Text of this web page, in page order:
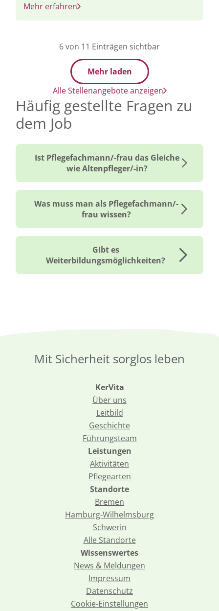
Mehr erfahren
6von 11 Einträgen sichtbar
Mehr laden
Alle Stellenangebote anzeigen
Häufig gestellte Fragen zu
dem Job
Ist Pflegefachmann/-frau das Gleiche
wie Altenpfleger/-in?
Was muss man als Pflegefachmann/-
frau wissen?
Gibt es
Weiterbildungsmöglichkeiten?
Mit Sicherheit sorglos leben
KerVita
Über uns
Leitbild
Geschichte
Führungsteam
Leistungen
Aktivitäten
Pflegearten
Standorte
Bremen
Hamburg-Wilhelmsburg
Schwerin
Alle Standorte
Wissenswertes
News & Meldungen
Impressum
Datenschutz
Cookie-Einstellungen